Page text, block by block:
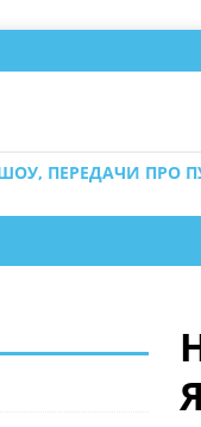
ПЕРЕДАЧИ ПРО